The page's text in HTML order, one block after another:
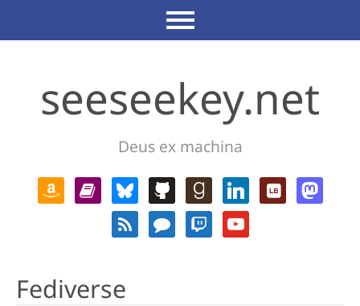
seeseekey.net
Deus ex machina
Fediverse